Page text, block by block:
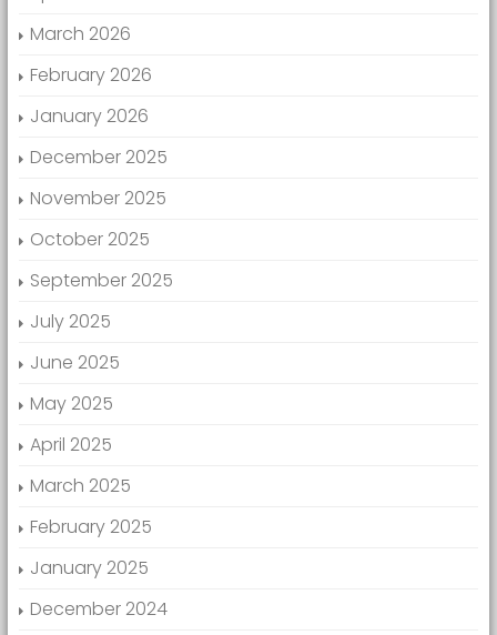
March 2026
February 2026
January 2026
December 2025
November 2025
October 2025
September 2025
July 2025
June 2025
May 2025
April 2025
March 2025
February 2025
January 2025
December 2024